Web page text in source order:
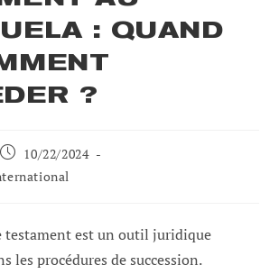
: QUAND
?
Poste
publié
:
10/22/2024
testament est un outil juridique
les procédures de succession.